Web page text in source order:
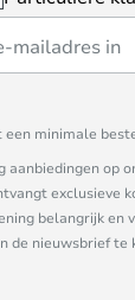
een minimale
aanbiedingen op
belangrijk en
de nieuwsbrief